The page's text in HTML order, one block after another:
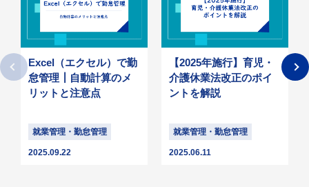
Excel（エクセル）で勤
怠管理┃自動計算のメ
リットと注意点
就業管理・勤怠管理
2025.09.22
【2025年施行】育児・
介護休業法改正のポイ
ントを解説
就業管理・勤怠管理
2025.06.11